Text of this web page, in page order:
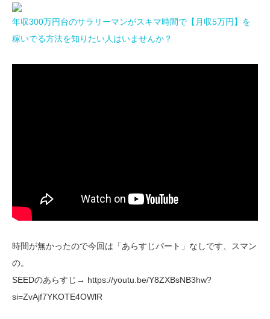
年収300万円台のサラリーマンがスキマ時間で【月収5万円】を
稼いでる方法を知りたい人はいませんか？
時間が無かったので今回は「あらすじパート」なしです、スマン
の。
SEEDのあらすじ→ https://youtu.be/Y8ZXBsNB3hw?
si=ZvAjf7YKOTE4OWlR